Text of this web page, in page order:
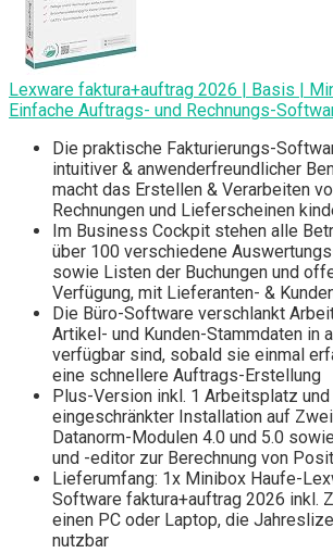
Lexware faktura+auftrag 2026 | Basis |
Einfache Auftrags- und Rechnungs-
Die praktische Fakturierungs-
intuitiver & anwenderfreundlicher
macht das Erstellen & Verarbeiten
Rechnungen und Lieferscheinen
Im Business Cockpit stehen alle
über 100 verschiedene
sowie Listen der Buchungen und
Verfügung, mit Lieferanten- &
Die Büro-Software verschlankt
Artikel- und Kunden-Stammdaten in
verfügbar sind, sobald sie einmal
eine schnellere Auftrags-Erstellung
Plus-Version inkl. 1 Arbeitsplatz
eingeschränkter Installation auf
Datanorm-Modulen 4.0 und 5.0
und -editor zur Berechnung von
Lieferumfang: 1x Minibox Haufe-
Software faktura+auftrag 2026 inkl.
einen PC oder Laptop, die
nutzbar